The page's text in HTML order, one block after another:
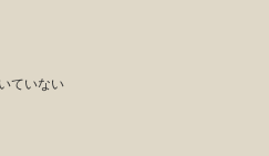
ていない